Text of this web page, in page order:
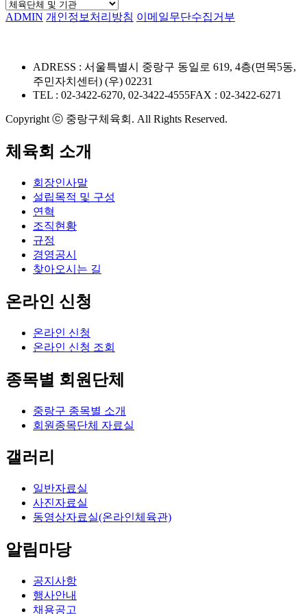
ADMIN 개인정보처리방침 이메일무단수집거부
ADRESS : 서울특별시 중랑구 동일로 619, 4층(면목5동,
주민자치센터) (우) 02231
TEL : 02-3422-6270, 02-3422-4555FAX : 02-3422-6271
Copyright ⓒ 중랑구체육회. All Rights Reserved.
체육회 소개
회장인사말
설립목적 및 구성
연혁
조직현황
규정
경영공시
찾아오시는 길
온라인 신청
온라인 신청
온라인 신청 조회
종목별 회원단체
중랑구 종목별 소개
회원종목단체 자료실
갤러리
일반자료실
사진자료실
동영상자료실(온라인체육관)
알림마당
공지사항
행사안내
채용공고